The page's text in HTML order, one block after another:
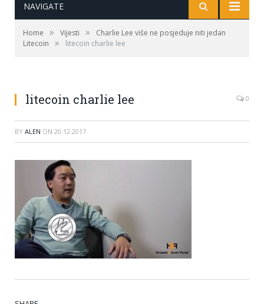
NAVIGATE
Home » Vijesti »
Charlie Lee više ne posjeduje niti jedan
Litecoin
» litecoin charlie lee
litecoin charlie lee 0
BY ALEN ON 20.12.2017